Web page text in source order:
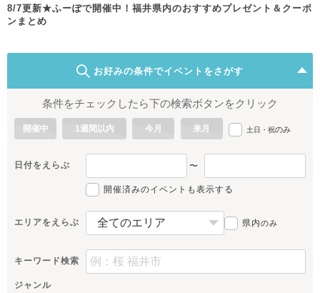
8/7更新★ふーぽで開催中！福井県内のおすすめプレゼント＆クーポ
ンまとめ
お好みの条件でイベントをさがす
条件をチェックしたら下の検索ボタンをクリック
開催中 1週間以内 今月 来月 土日・祝のみ
日付をえらぶ 〜
開催済みのイベントも表示する
エリアをえらぶ 県内のみ
キーワード検索
ジャンル